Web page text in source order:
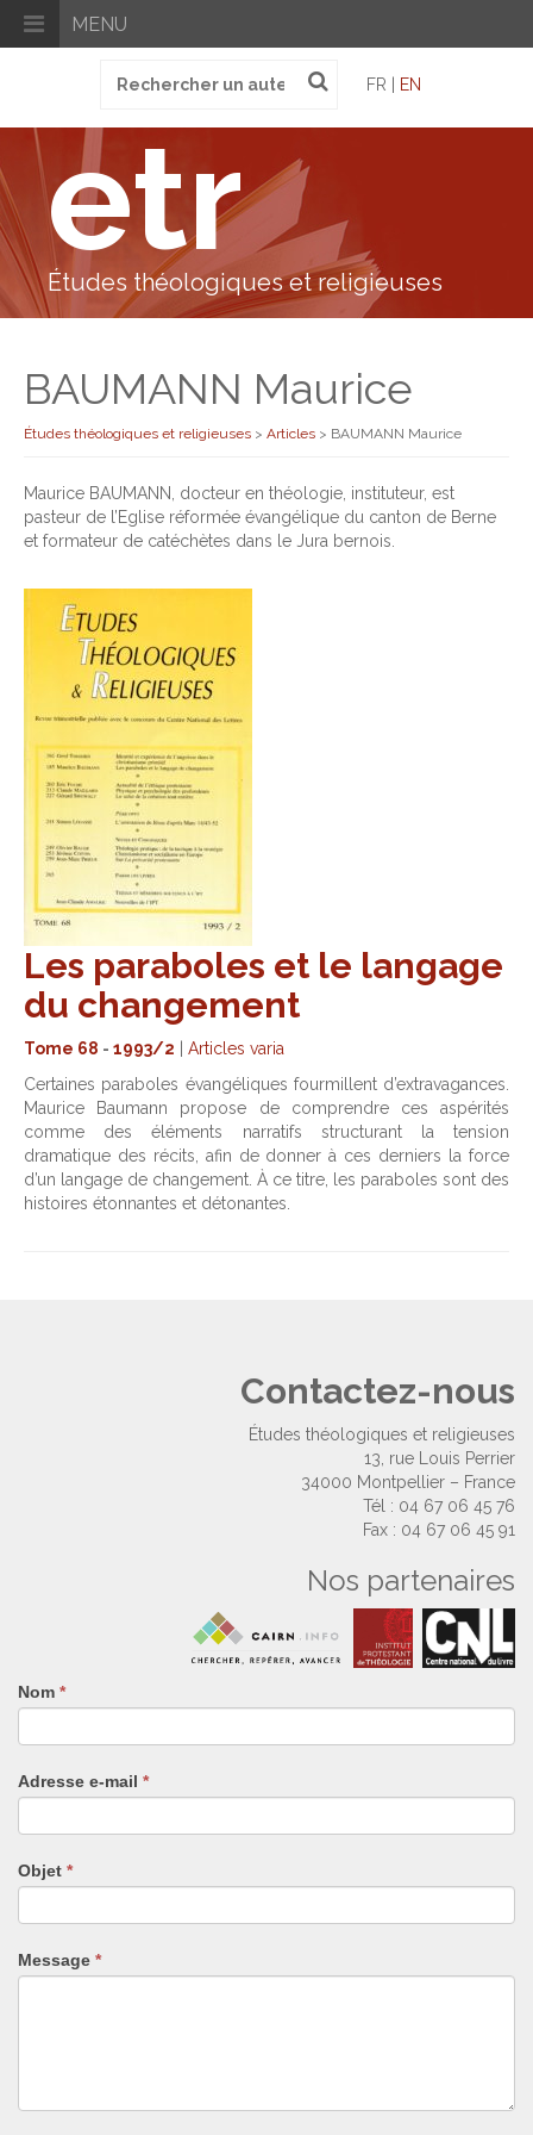
MENU
pour
FR | EN
etr
Études théologiques et religieuses
BAUMANN Maurice
Études théologiques et religieuses > Articles > BAUMANN Maurice
Maurice BAUMANN, docteur en théologie, instituteur, est
pasteur de l’Eglise réformée évangélique du canton de Berne
et formateur de catéchètes dans le Jura bernois.
Les paraboles et le langage
du changement
Tome 68 - 1993/2
Articles varia
Certaines paraboles évangéliques fourmillent d’extravagances.
Maurice Baumann propose de comprendre ces aspérités
comme des éléments narratifs structurant la tension
dramatique des récits, afin de donner à ces derniers la force
d’un langage de changement. À ce titre, les paraboles sont des
histoires étonnantes et détonantes.
Contactez-nous
Études théologiques et religieuses
13, rue Louis Perrier
34000 Montpellier – France
Tél : 04 67 06 45 76
Fax : 04 67 06 45 91
Nos partenaires
Nom *
Adresse e-mail *
Objet *
Message *
Si
vous
êtes
humain,
remplissez
ce